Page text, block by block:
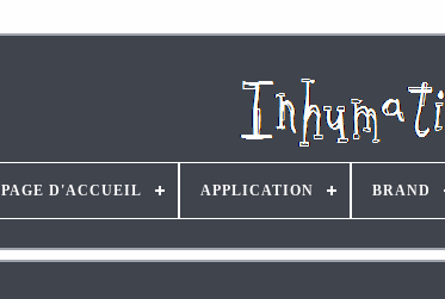
PAGE D'ACCUEIL APPLICATION BRAND